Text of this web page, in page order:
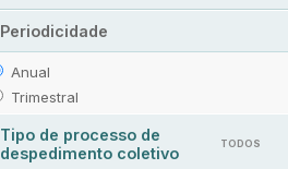
Periodicidade
Anual
Trimestral
Tipo de processo de
despedimento coletivo
TODOS